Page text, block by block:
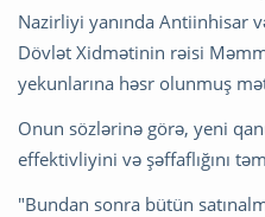
Nazirliyi yanında Antiinhisar
Dövlət Xidmətinin rəisi
yekunlarına həsr olunmuş
Onun sözlərinə görə, yeni
effektivliyini və şəffaflığını
"Bundan sonra bütün